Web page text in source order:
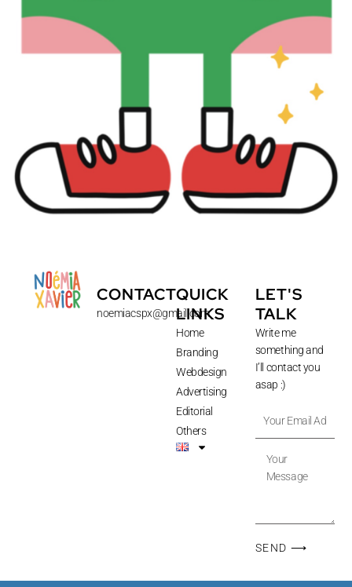
CONTACT
noemiacspx@gmail.com
QUICK
LINKS
Home
Branding
Webdesign
Advertising
Editorial
Others
LET'S
TALK
Write me
something and
I’ll contact you
asap :)
Email
Your
Message
SEND ⟶